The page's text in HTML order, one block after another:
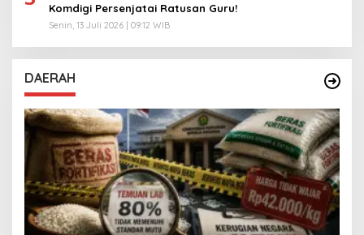
Komdigi Persenjatai Ratusan Guru!
Senin, 13 Juli 2026 | 09:12 WIB
DAERAH